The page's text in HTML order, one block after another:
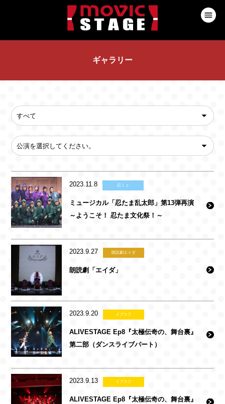
ギャラリー
2023.11.8 忍ミュ
ミュージカル「忍たま乱太郎」第13弾再演
～ようこそ！ 忍たま文化祭！～
2023.9.27 朗読劇エイダ
朗読劇「エイダ」
2023.9.20 イブステ
ALIVESTAGE Ep8『太極伝奇の、舞台裏』
第二部（ダンスライブパート）
2023.9.13 イブステ
ALIVESTAGE Ep8『太極伝奇の、舞台裏』